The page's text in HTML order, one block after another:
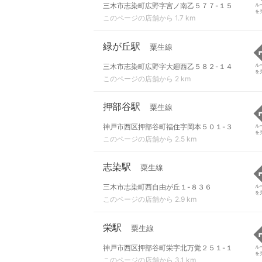
三木市志染町広野字宮ノ南乙５７７-１５
このページの店舗から 1.7 km
ル
を
緑が丘駅 粟生線
三木市志染町広野字大廻西乙５８２-１４
このページの店舗から 2 km
ル
を
押部谷駅 粟生線
神戸市西区押部谷町福住字岡本５０１-３
このページの店舗から 2.5 km
ル
を
志染駅 粟生線
三木市志染町西自由が丘１-８３６
このページの店舗から 2.9 km
ル
を
栄駅 粟生線
神戸市西区押部谷町栄字北万覚２５１-１
このページの店舗から 3.1 km
ル
を